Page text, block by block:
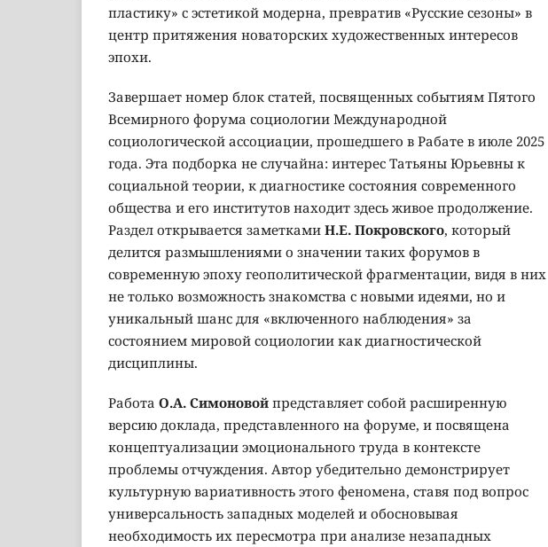
пластику» с эстетикой модерна, превратив «Русские сезоны» в
центр притяжения новаторских художественных интересов
эпохи.
Завершает номер блок статей, посвященных событиям Пятого
Всемирного форума социологии Международной
социологической ассоциации, прошедшего в Рабате в июле 2025
года. Эта подборка не случайна: интерес Татьяны Юрьевны к
социальной теории, к диагностике состояния современного
общества и его институтов находит здесь живое продолжение.
Раздел открывается заметками Н.Е. Покровского, который
делится размышлениями о значении таких форумов в
современную эпоху геополитической фрагментации, видя в них
не только возможность знакомства с новыми идеями, но и
уникальный шанс для «включенного наблюдения» за
состоянием мировой социологии как диагностической
дисциплины.
Работа О.А. Симоновой представляет собой расширенную
версию доклада, представленного на форуме, и посвящена
концептуализации эмоционального труда в контексте
проблемы отчуждения. Автор убедительно демонстрирует
культурную вариативность этого феномена, ставя под вопрос
универсальность западных моделей и обосновывая
необходимость их пересмотра при анализе незападных